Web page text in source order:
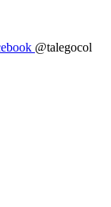
@talegocol